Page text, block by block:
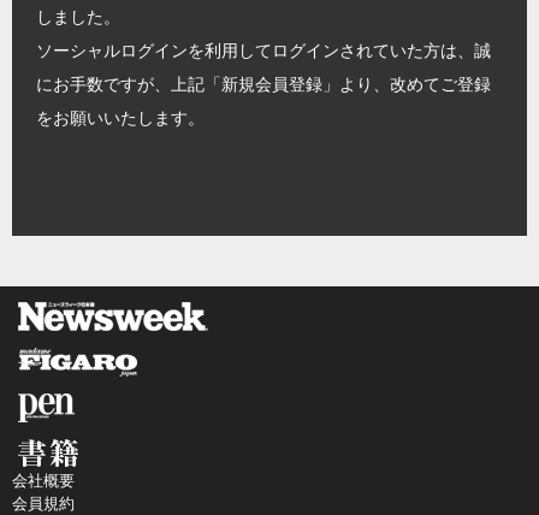
しました。
ソーシャルログインを利用してログインされていた方は、誠
にお手数ですが、上記「新規会員登録」より、改めてご登録
をお願いいたします。
会社概要
会員規約